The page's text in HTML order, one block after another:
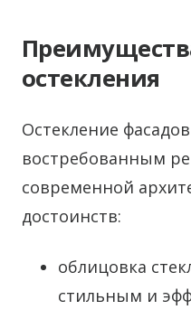
остекления
Остекление
востребованным
современной
достоинств:
облицовка
стильным и